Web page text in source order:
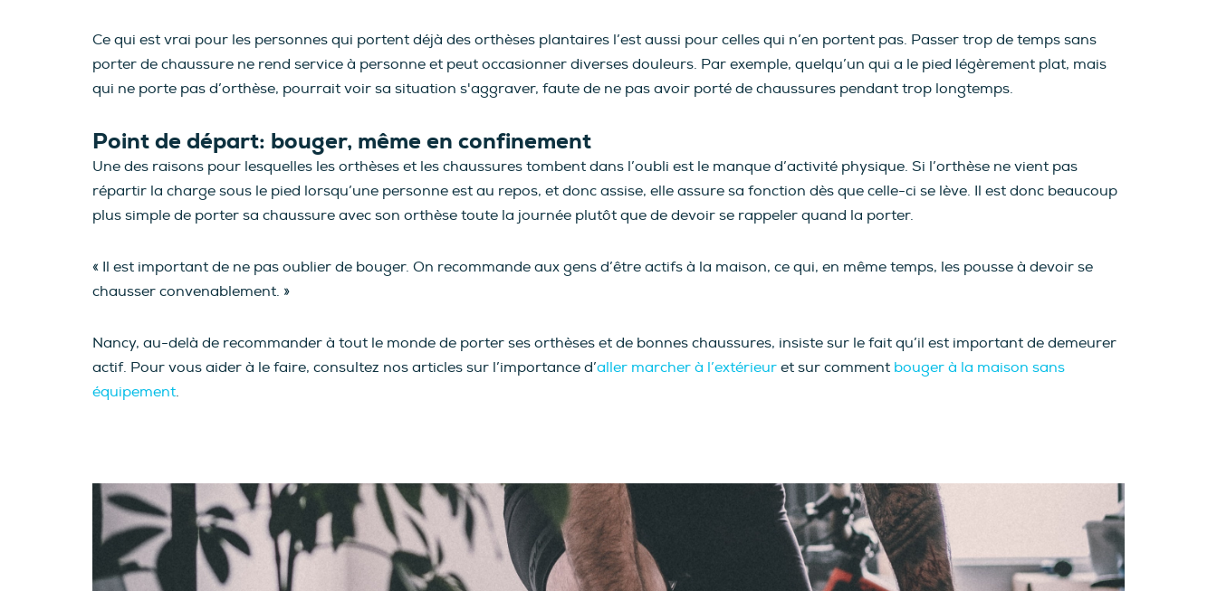
Ce qui est vrai pour les personnes qui portent déjà des orthèses plantaires l’est aussi pour celles qui n’en portent pas. Passer trop de temps sans
porter de chaussure ne rend service à personne et peut occasionner diverses douleurs. Par exemple, quelqu’un qui a le pied légèrement plat, mais
qui ne porte pas d’orthèse, pourrait voir sa situation s'aggraver, faute de ne pas avoir porté de chaussures pendant trop longtemps.
Point de départ: bouger, même en confinement
Une des raisons pour lesquelles les orthèses et les chaussures tombent dans l’oubli est le manque d’activité physique. Si l’orthèse ne vient pas
répartir la charge sous le pied lorsqu’une personne est au repos, et donc assise, elle assure sa fonction dès que celle-ci se lève. Il est donc beaucoup
plus simple de porter sa chaussure avec son orthèse toute la journée plutôt que de devoir se rappeler quand la porter.
« Il est important de ne pas oublier de bouger. On recommande aux gens d’être actifs à la maison, ce qui, en même temps, les pousse à devoir se
chausser convenablement. »
Nancy, au-delà de recommander à tout le monde de porter ses orthèses et de bonnes chaussures, insiste sur le fait qu’il est important de demeurer
actif. Pour vous aider à le faire, consultez nos articles sur l’importance d’aller marcher à l’extérieur et sur comment bouger à la maison sans
équipement.